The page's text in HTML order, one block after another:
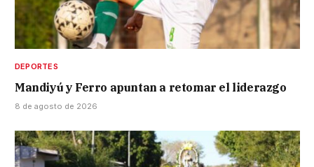
DEPORTES
Mandiyú y Ferro apuntan a retomar el liderazgo
8 de agosto de 2026